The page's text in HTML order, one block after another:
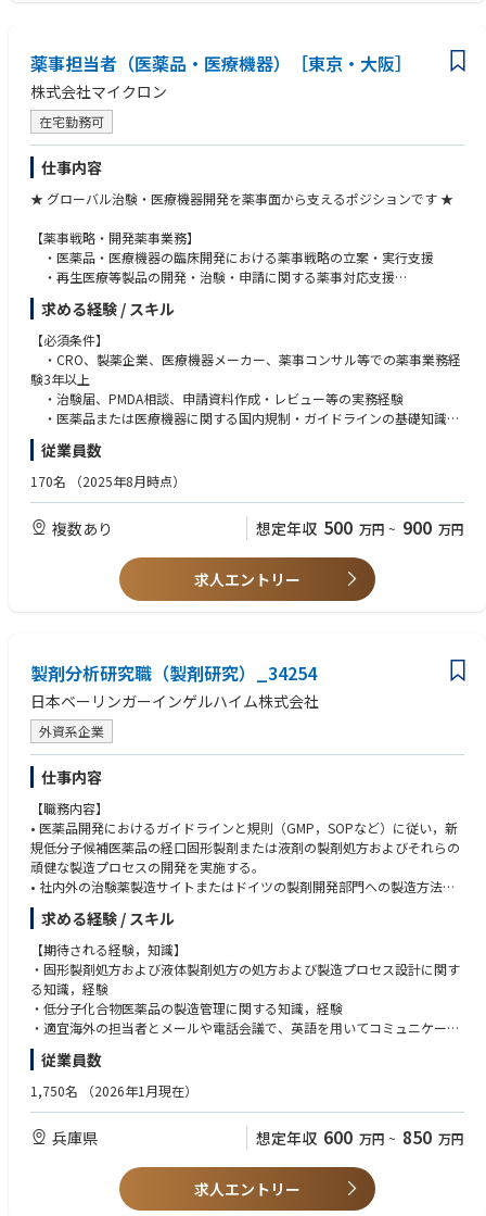
・英語によるビジネスコミュニケーション能力あるいは海外ステークホル
ダーとの協働経験
薬事担当者（医薬品・医療機器）［東京・大阪］
株式会社マイクロン
在宅勤務可
仕事内容
★ グローバル治験・医療機器開発を薬事面から支えるポジションです ★
【薬事戦略・開発薬事業務】
・医薬品・医療機器の臨床開発における薬事戦略の立案・実行支援
・再生医療等製品の開発・治験・申請に関する薬事対応支援
・オーファンドラッグ（希少疾病用医薬品）の開発戦略、指定申請、当
局相談に関する支援
・国内外の規制要件、ガイドライン、通知等の調査・整理
・開発計画、治験計画、申請方針に関する薬事観点での助言
・クライアント（製薬企業・医療機器メーカー・再生医療関連企業等）
への薬事コンサルテーション
【当局対応・申請関連業務】
・治験届、変更届、各種申請・届出資料の作成・レビュー
・承認申請、認証申請、保険適用、希少疾病用医薬品指定申請等に関す
る資料作成支援
・当局提出資料の品質確認、スケジュール管理、関係者調整
【医療機器・画像診断領域への対応】
・医療機器クラス分類、臨床評価、性能評価に関する薬事サポート
・イメージングCROとしての専門性を活かした開発・申請支援
・希少疾患領域における開発計画、試験デザイン、申請戦略の薬事支援
・オーファンドラッグ開発における国内外の制度活用、当局相談、申請
資料作成支援
【グローバル対応】
・タイガメッド本社・海外拠点との連携（アジア・欧米）
・国際共同治験における各国薬事要件の確認・調整
・海外クライアントとの英語/中国語でのコミュニケーション
《このポジションの魅力》
◎ 医薬品・医療機器・再生医療等製品の薬事経験を広げられる環境
◎ オーファンドラッグなど社会的意義の高い開発案件に関われる
◎ AI画像診断・バイオマーカー解析など先端領域に関われる
◎ グローバル治験を薬事面からリードできる
◎ タイガメッドグループの豊富な案件で専門性を高められる
◎ クライアントの開発成功に直結する重要ポジション
求める経験 / スキル
【必須条件】
・CRO、製薬企業、医療機器メーカー、薬事コンサル等での薬事業務経
験3年以上
・治験届、PMDA相談、申請資料作成・レビュー等の実務経験
・医薬品または医療機器に関する国内規制・ガイドラインの基礎知識
・英語でのビジネスコミュニケーション能力（必須）
※海外クライアント・本社との日常的なやり取りが発生します。
・医薬品、医療機器、AI/SaMD領域での薬事経験
・国際共同治験やグローバル申請関連業務の経験
・PMDA相談資料、照会事項回答、承認申請資料の作成経験
・英語・中国語の両方が使える方は特に歓迎
・新しい技術・領域への学習意欲が高い方
・グローバルな環境で薬事専門性を高めたい方
《こんな方にピッタリ》
✓ 薬事経験を活かしてグローバル案件に挑戦したい方
✓ 医薬品・医療機器の両領域でキャリアの幅を広げたい方
✓ AI画像診断など先端医療技術の実用化に関わりたい方
✓ アジアNo.1 CROの成長に薬事面から貢献したい方
従業員数
170名 （2025年8月時点）
複数あり 想定年収 500 万円 ~ 900 万円
求人エントリー
製剤分析研究職（製剤研究）_34254
日本ベーリンガーインゲルハイム株式会社
外資系企業
仕事内容
【職務内容】
• 医薬品開発におけるガイドラインと規則（GMP，SOPなど）に従い，新
規低分子候補医薬品の経口固形製剤または液剤の製剤処方およびそれらの
頑健な製造プロセスの開発を実施する。
• 社内外の治験薬製造サイトまたはドイツの製剤開発部門への製造方法の
移管を実施する。
• 国際的な承認申請（国内用も含む）に必要な文書（IMPD, CTA等）を作成
する。
• ガイドラインとSOPなどにしたがい，製造機器等の保守管理を行う。
• 社内外での新技術開発やデジタライゼーションなどのイノベーション活
動の推進に貢献する。
求める経験 / スキル
【期待される経験，知識】
・固形製剤処方および液体製剤処方の処方および製造プロセス設計に関す
る知識，経験
・低分子化合物医薬品の製造管理に関する知識，経験
・適宜海外の担当者とメールや電話会議で、英語を用いてコミュニケーシ
ョンをとることができる。
・医薬品の規制要件や品質要件への理解がある（例えばFDA, EUおよびPM
DA ガイドライン関連）ことが望ましい。
【望ましい経験，知識】
・上記研究開発分野におけるデジタル化，自動化，シミュレーションに関
する知識，経験があれば望ましい
・研究開発に熱意のある方，グローバル環境で活動したい方を歓迎しま
従業員数
1,750名 （2026年1月現在）
兵庫県 想定年収 600 万円 ~ 850 万円
求人エントリー